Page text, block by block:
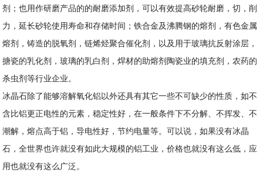
剂；也用作研磨产品的的耐磨添加剂，可以有效提高砂轮耐磨，切，削
力，延长砂轮使用寿命和存储时间；铁合金及沸腾钢的熔剂，有色金属
熔剂，铸造的脱氧剂，链烯烃聚合催化剂，以及用于玻璃抗反射涂层，
搪瓷的乳化剂，玻璃的乳白剂，焊材的助熔剂陶瓷业的填充剂，农药的
杀虫剂等行业企业。
冰晶石除了能够溶解氧化铝以外还具有其它一些不可缺少的性质，如不
含比铝更正电性的元素，稳定性好，在一般条件下不分解、不挥发、不
潮解，熔点高于铝，导电性好，节约电量等。可以说，如果没有冰晶
石，全世界也许就没有如此大规模的铝工业，价格也就没有这么低，应
用也就没有这么广泛。